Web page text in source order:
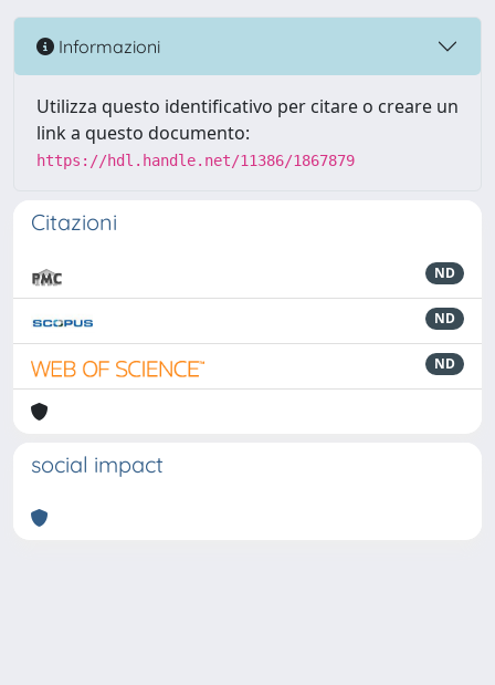
Informazioni
Utilizza questo identificativo per citare o creare un
link a questo documento:
https://hdl.handle.net/11386/1867879
Citazioni
ND
ND
ND
social impact